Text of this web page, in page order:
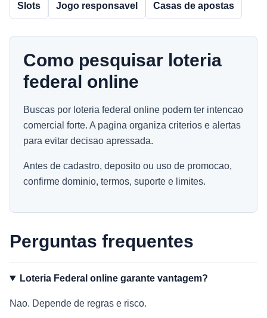
Slots Jogo responsavel Casas de apostas
Como pesquisar loteria
federal online
Buscas por loteria federal online podem ter intencao
comercial forte. A pagina organiza criterios e alertas
para evitar decisao apressada.
Antes de cadastro, deposito ou uso de promocao,
confirme dominio, termos, suporte e limites.
Perguntas frequentes
Loteria Federal online garante vantagem?
Nao. Depende de regras e risco.